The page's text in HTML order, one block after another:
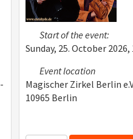
Start of the event:
Sunday, 25. October 2026,
Event location
Magischer Zirkel Berlin
10965 Berlin